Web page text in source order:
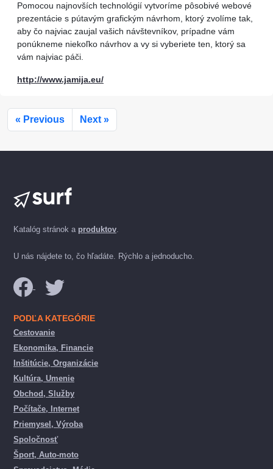
Pomocou najnovších technológií vytvoríme pôsobivé webové
prezentácie s pútavým grafickým návrhom, ktorý zvolíme tak,
aby čo najviac zaujal vašich návštevníkov, prípadne vám
ponúkneme niekoľko návrhov a vy si vyberiete ten, ktorý sa
vám najviac páči.
http://www.jamija.eu/
« Previous Next »
Katalóg stránok a produktov.
U nás nájdete to, čo hľadáte. Rýchlo a jednoducho.
PODĽA KATEGÓRIE
Cestovanie
Ekonomika, Financie
Inštitúcie, Organizácie
Kultúra, Umenie
Obchod, Služby
Počítače, Internet
Priemysel, Výroba
Spoločnosť
Šport, Auto-moto